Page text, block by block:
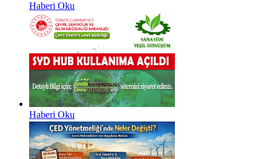
Haberi Oku
Haberi Oku